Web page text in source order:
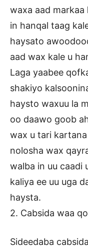
waxa aad markaa
in hanqal taag
haysato
aad wax kale u
Laga yaabee
shakiyo
haysto waxuu la
oo daawo goob
wax u tari
nolosha wax
walba in uu caadi
kaliya ee uu uga
haysta.
2. Cabsida waa
Sideedaba